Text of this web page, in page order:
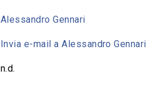
Alessandro Gennari
Invia e-mail a Alessandro Gennari
n.d.